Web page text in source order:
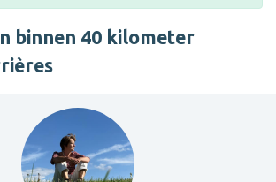
binnen 40 kilometer